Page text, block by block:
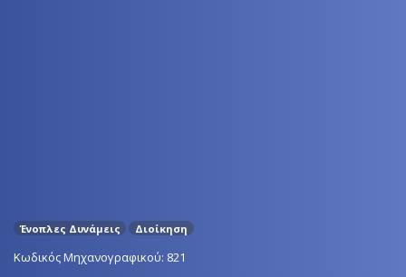
Ένοπλες Δυνάμεις Διοίκηση
Κωδικός Μηχανογραφικού: 821